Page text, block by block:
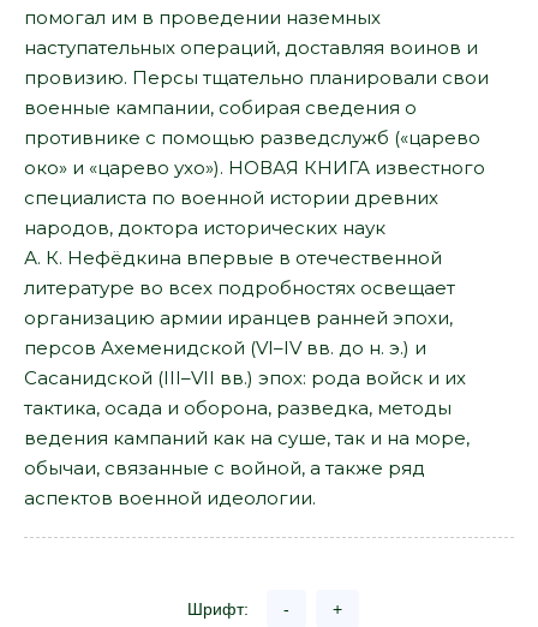
помогал им в проведении наземных
наступательных операций, доставляя воинов и
провизию. Персы тщательно планировали свои
военные кампании, собирая сведения о
противнике с помощью разведслужб («царево
око» и «царево ухо»). НОВАЯ КНИГА известного
специалиста по военной истории древних
народов, доктора исторических наук
А. К. Нефёдкина впервые в отечественной
литературе во всех подробностях освещает
организацию армии иранцев ранней эпохи,
персов Ахеменидской (VI–IV вв. до н. э.) и
Сасанидской (III–VII вв.) эпох: рода войск и их
тактика, осада и оборона, разведка, методы
ведения кампаний как на суше, так и на море,
обычаи, связанные с войной, а также ряд
аспектов военной идеологии.
Шрифт: - +